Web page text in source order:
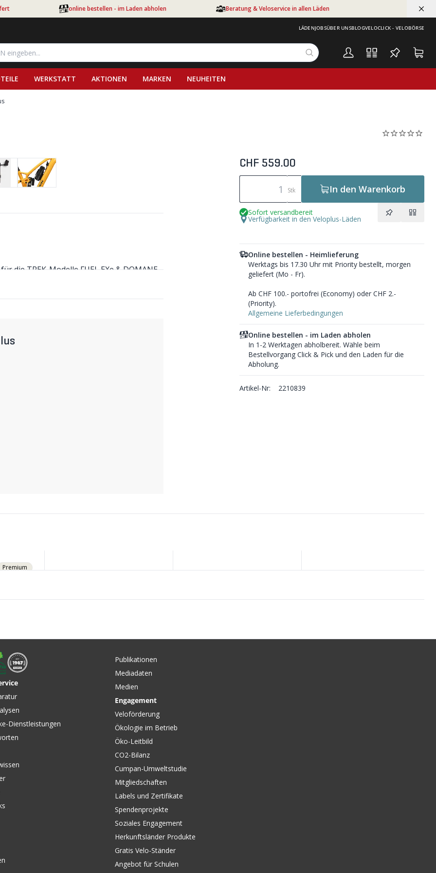
online bestellen - im Laden abholen Beratung & Veloservice in allen Läden
LÄDENJOBSÜBER UNSBLOGVELOCLICK - VELOBÖRSE
WERKSTATT AKTIONEN MARKEN NEUHEITEN
die TREK-Modelle FUEL EXe & DOMANE
auf dem Trail oder auf der Strasse.
die TREK-Modelle FUEL EXe & DOMANE
(33016636), damit auch bei ruppigen
+SLR
Kurier versendet.
CHF 559.00
Stk In den Warenkorb
Sofort versandbereit
Verfügbarkeit in den Veloplus-Läden
Online bestellen - Heimlieferung
Werktags bis 17.30 Uhr mit Priority bestellt, morgen
geliefert (Mo - Fr).
Ab CHF 100.- portofrei (Economy) oder CHF 2.-
(Priority).
Allgemeine Lieferbedingungen
Online bestellen - im Laden abholen
In 1-2 Werktagen abholbereit. Wähle beim
Bestellvorgang Click & Pick und den Laden für die
Abholung.
Artikel-Nr: 2210839
Premium
4
TQ Range Extender Kabel /
schwarz von TREK
Dienstleistungen
Publikationen
Mediadaten
Medien
Engagement
Veloförderung
Ökologie im Betrieb
Öko-Leitbild
CO2-Bilanz
Cumpan-Umweltstudie
Mitgliedschaften
Labels und Zertifikate
Spendenprojekte
Soziales Engagement
Herkunftsländer Produkte
Gratis Velo-Ständer
Angebot für Schulen